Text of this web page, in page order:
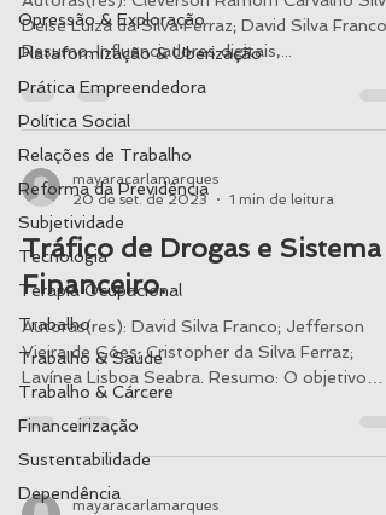
Opressão & Exploração
Plataformização & Uberização
Prática Empreendedora
Política Social
Relações de Trabalho
Reforma da Previdência
Subjetividade
Tecnologia
Terapia Ocupacional
Trabalho
Trabalho & Saúde
Trabalho & Cárcere
Financeirização
Sustentabilidade
Dependência
Deise Luiza da Silva Ferraz; David Silva Franco.
Resumo: Influenciadores digitais,...
mayaracarlamarques
20 de set. de 2023
1 min de leitura
Tráfico de Drogas e Sistema
Financeiro.
Autoras(res): David Silva Franco; Jefferson
Vieira de Góes; Cristopher da Silva Ferraz;
Lavínea Lisboa Seabra. Resumo: O objetivo
desta...
mayaracarlamarques